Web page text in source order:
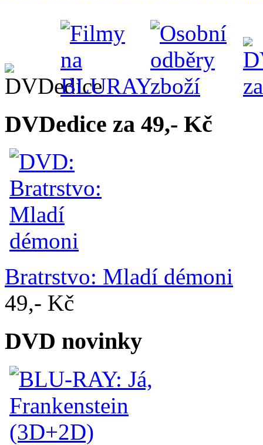
DVDedice za 49,- Kč
Bratrstvo: Mladí démoni
49,- Kč
DVD novinky